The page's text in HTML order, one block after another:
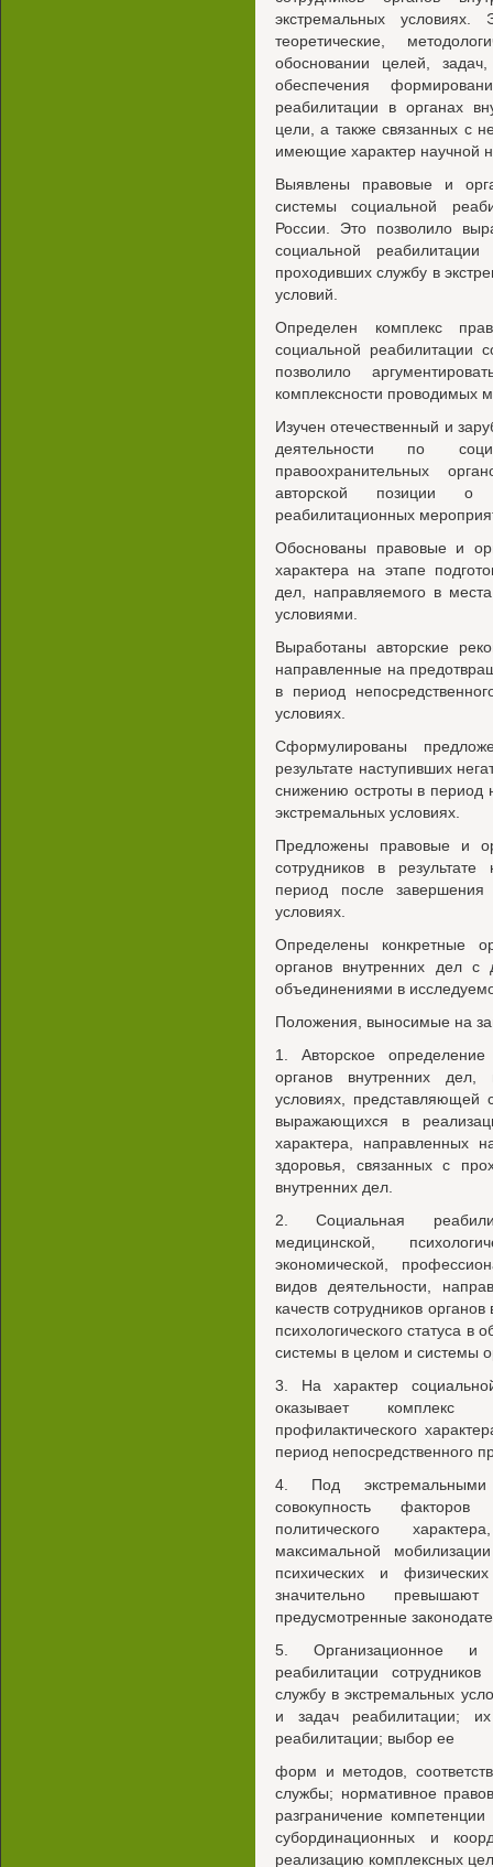
экстремальных
теоретические,
обосновании целей,
обеспечения
реабилитации в органах
цели, а также связанных с
имеющие характер научной
Выявлены правовые и
системы социальной
России. Это позволило
социальной
проходивших службу в
условий.
Определен комплекс
социальной реабилитации
позволило
комплексности проводимых
Изучен отечественный и
деятельности по
правоохранительных
авторской позиции о
реабилитационных
Обоснованы правовые и
характера на этапе
дел, направляемого в
условиями.
Выработаны авторские
направленные на
в период
условиях.
Сформулированы
результате наступивших
снижению остроты в период
экстремальных условиях.
Предложены правовые и
сотрудников в результате
период после
условиях.
Определены конкретные
органов внутренних дел
объединениями в
Положения, выносимые на
1. Авторское определение
органов внутренних дел,
условиях, представляющей
выражающихся в
характера, направленных
здоровья, связанных с
внутренних дел.
2. Социальная
медицинской,
экономической,
видов деятельности,
качеств сотрудников
психологического статуса в
системы в целом и системы
3. На характер
оказывает комплекс
профилактического
период непосредственного
4. Под экстремальными
совокупность факторов
политического
максимальной
психических и
значительно
предусмотренные
5. Организационное и
реабилитации
службу в экстремальных
и задач реабилитации;
реабилитации; выбор ее
форм и методов,
службы; нормативное
разграничение
субординационных и
реализацию комплексных